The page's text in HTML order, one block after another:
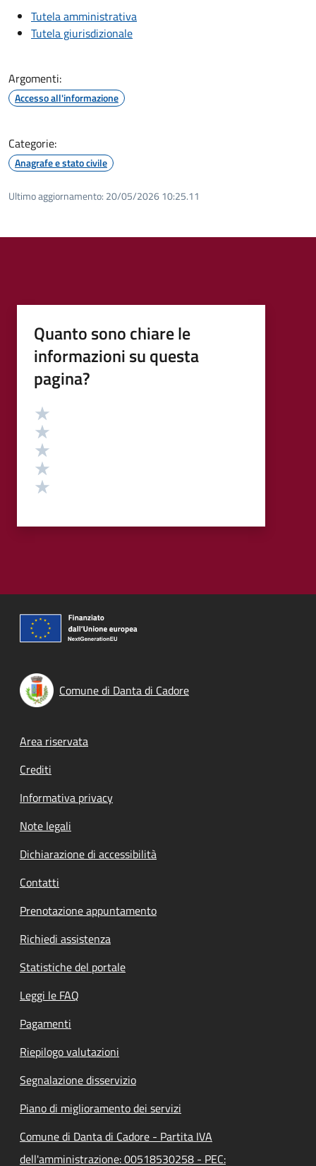
Tutela amministrativa
Tutela giurisdizionale
Argomenti:
Accesso all'informazione
Categorie:
Anagrafe e stato civile
Ultimo aggiornamento: 20/05/2026 10:25.11
Quanto sono chiare le
informazioni su questa
pagina?
Valutazione
Comune di Danta di Cadore
Footer menu
Area riservata
Crediti
Informativa privacy
Note legali
Dichiarazione di accessibilità
Contatti
Prenotazione appuntamento
Richiedi assistenza
Statistiche del portale
Leggi le FAQ
Pagamenti
Riepilogo valutazioni
Segnalazione disservizio
Piano di miglioramento dei servizi
Comune di Danta di Cadore - Partita IVA
dell'amministrazione: 00518530258 - PEC: